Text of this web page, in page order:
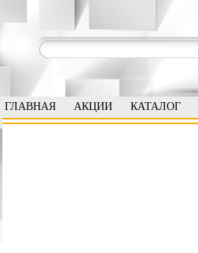
ГЛАВНАЯ АКЦИИ КАТАЛОГ